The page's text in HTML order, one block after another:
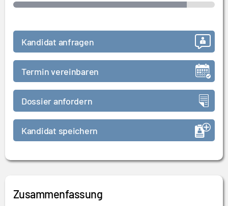
Kandidat anfragen
Termin vereinbaren
Dossier anfordern
Kandidat speichern
Zusammenfassung